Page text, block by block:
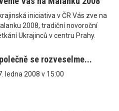
iniciativa v ČR Vás zve na
2008, tradiční novoroční
Ukrajinců v centru Prahy.
se rozveselme...
ledna 2008 v 15:00